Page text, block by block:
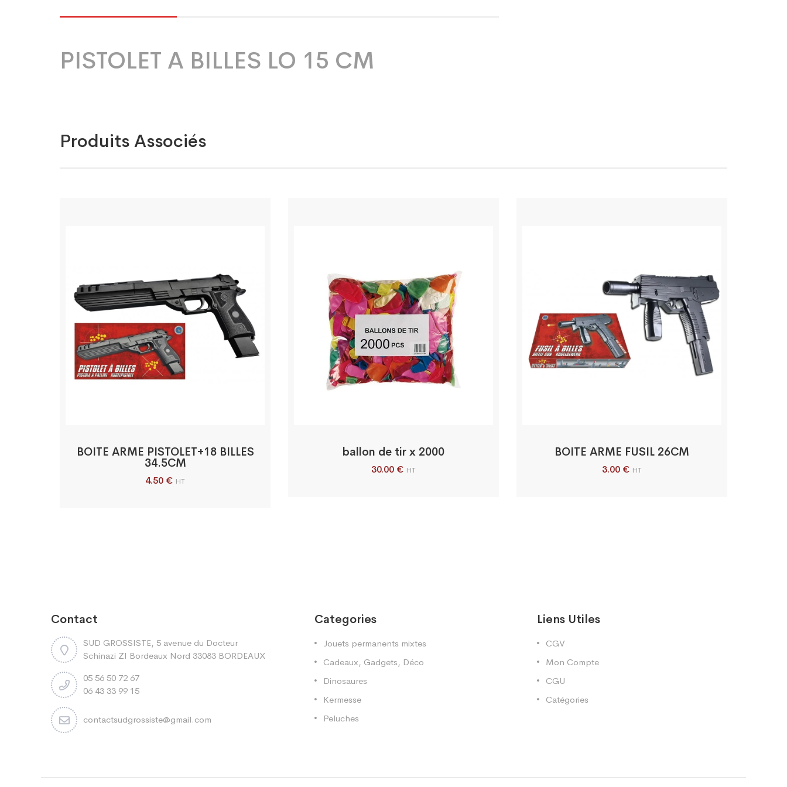
PISTOLET A BILLES LO 15 CM
Produits Associés
BOITE ARME PISTOLET+18 BILLES
34.5CM
4.50 € HT
ballon de tir x 2000
30.00 € HT
BOITE ARME FUSIL 26CM
3.00 € HT
Contact
SUD GROSSISTE, 5 avenue du Docteur
Schinazi ZI Bordeaux Nord 33083 BORDEAUX
05 56 50 72 67
06 43 33 99 15
contactsudgrossiste@gmail.com
Categories
Jouets permanents mixtes
Cadeaux, Gadgets, Déco
Dinosaures
Kermesse
Peluches
Liens Utiles
CGV
Mon Compte
CGU
Catégories